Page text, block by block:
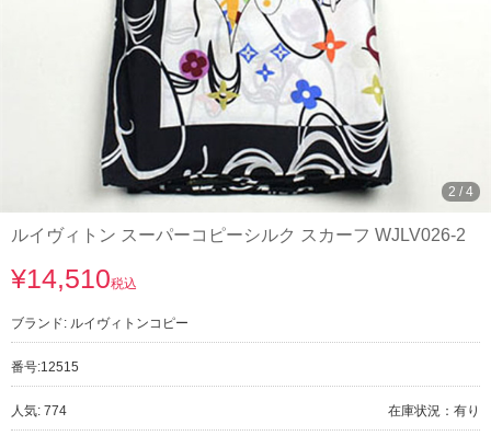
3 /4
ルイヴィトン スーパーコピーシルク スカーフ WJLV026-2
¥14,510税込
ブランド: ルイヴィトンコピー
番号:12515
人気: 774 在庫状況：有り